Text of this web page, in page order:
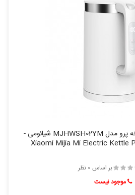
کتری برقی هوشمند نسخه پرو مدل MJHWSH02YM شیائومی -
Xiaomi Mijia Mi Electric Kettle
بر اساس 0 نظر
موجود نیست